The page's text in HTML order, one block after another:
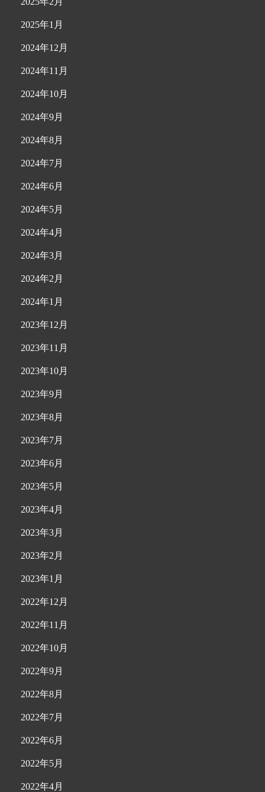
2025年1月
2024年12月
2024年11月
2024年10月
2024年9月
2024年8月
2024年7月
2024年6月
2024年5月
2024年4月
2024年3月
2024年2月
2024年1月
2023年12月
2023年11月
2023年10月
2023年9月
2023年8月
2023年7月
2023年6月
2023年5月
2023年4月
2023年3月
2023年2月
2023年1月
2022年12月
2022年11月
2022年10月
2022年9月
2022年8月
2022年7月
2022年6月
2022年5月
2022年4月